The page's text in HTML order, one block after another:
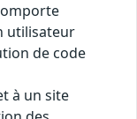
utilisateur
de code
à un site